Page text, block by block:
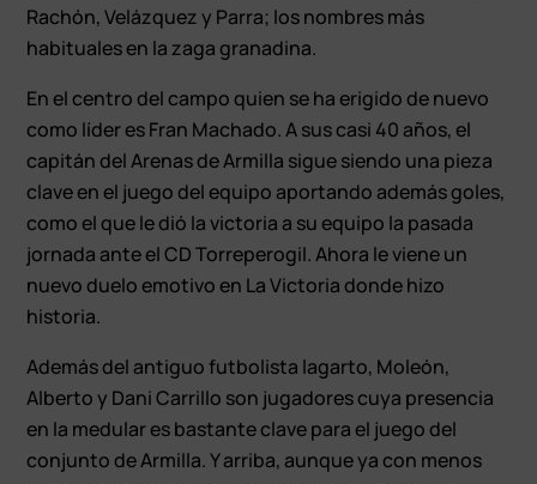
Rachón, Velázquez y Parra; los nombres más
habituales en la zaga granadina.
En el centro del campo quien se ha erigido de nuevo
como líder es Fran Machado. A sus casi 40 años, el
capitán del Arenas de Armilla sigue siendo una pieza
clave en el juego del equipo aportando además goles,
como el que le dió la victoria a su equipo la pasada
jornada ante el CD Torreperogil. Ahora le viene un
nuevo duelo emotivo en La Victoria donde hizo
historia.
Además del antiguo futbolista lagarto, Moleón,
Alberto y Dani Carrillo son jugadores cuya presencia
en la medular es bastante clave para el juego del
conjunto de Armilla. Y arriba, aunque ya con menos